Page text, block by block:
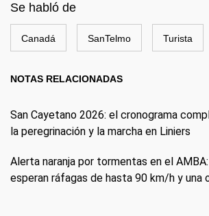
Se habló de
Canadá SanTelmo Turista
NOTAS RELACIONADAS
San Cayetano 2026: el cronograma
la peregrinación y la marcha en Liniers
Alerta naranja por tormentas en el
esperan ráfagas de hasta 90 km/h y una